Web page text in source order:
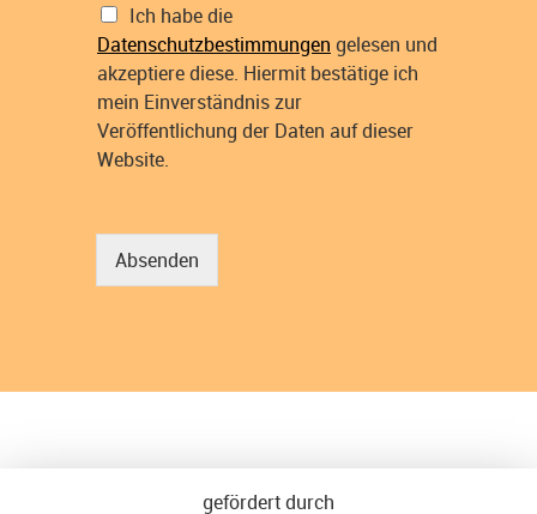
Ich habe die
Datenschutzbestimmungen gelesen und
akzeptiere diese. Hiermit bestätige ich
mein Einverständnis zur
Veröffentlichung der Daten auf dieser
Website.
Absenden
gefördert durch